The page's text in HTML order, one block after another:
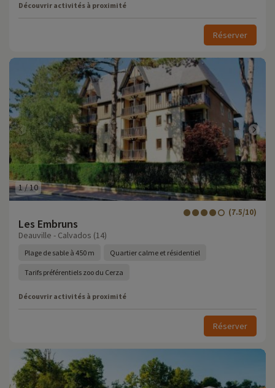
Découvrir activités à proximité
Réserver
1/10
Les Embruns
(7.5/10)
Deauville - Calvados (14)
Plage de sable à 450 m Quartier calme et résidentiel
Tarifs préférentiels zoo du Cerza
Découvrir activités à proximité
Réserver